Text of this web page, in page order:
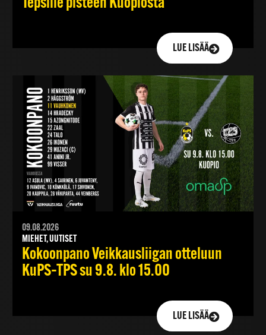
Tepsille pisteen Kuopiosta
LUE LISÄÄ
09.08.2026
MIEHET, UUTISET
Kokoonpano Veikkausliigan otteluun
KuPS–TPS su 9.8. klo 15.00
LUE LISÄÄ